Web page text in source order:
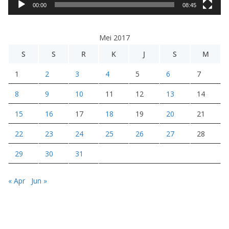
d
00:00 08:45
Mei 2017
S
S R K J S M
1 2 3 4 5 6 7
8 9 10 11 12 13 14
15 16 17 18 19 20 21
22 23 24 25 26 27 28
29 30 31
« Apr Jun »